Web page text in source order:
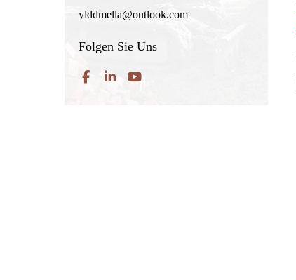
ylddmella@outlook.com
Folgen Sie Uns